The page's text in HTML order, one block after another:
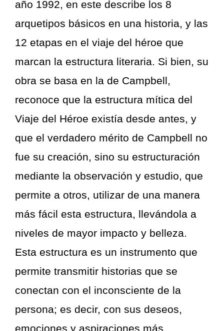
año 1992, en este describe los 8
arquetipos básicos en una historia, y las
12 etapas en el viaje del héroe que
marcan la estructura literaria. Si bien, su
obra se basa en la de Campbell,
reconoce que la estructura mítica del
Viaje del Héroe existía desde antes, y
que el verdadero mérito de Campbell no
fue su creación, sino su estructuración
mediante la observación y estudio, que
permite a otros, utilizar de una manera
más fácil esta estructura, llevándola a
niveles de mayor impacto y belleza.
Esta estructura es un instrumento que
permite transmitir historias que se
conectan con el inconsciente de la
persona; es decir, con sus deseos,
emociones y aspiraciones más